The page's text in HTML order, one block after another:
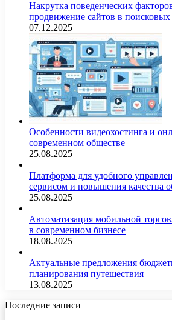
Накрутка поведенческих
продвижение сайтов в поисковых
07.12.2025
Особенности видеохостинга и
современном обществе
25.08.2025
Платформа для удобного
сервисом и повышения качества
25.08.2025
Автоматизация мобильной
в современном бизнесе
18.08.2025
Актуальные предложения
планирования путешествия
13.08.2025
Последние записи